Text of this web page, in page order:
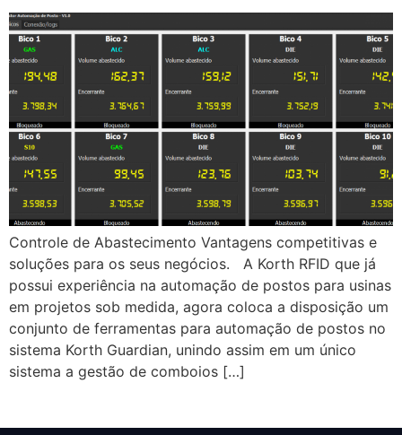
Controle de Abastecimento Vantagens competitivas e
soluções para os seus negócios. A Korth RFID que já
possui experiência na automação de postos para usinas
em projetos sob medida, agora coloca a disposição um
conjunto de ferramentas para automação de postos no
sistema Korth Guardian, unindo assim em um único
sistema a gestão de comboios […]